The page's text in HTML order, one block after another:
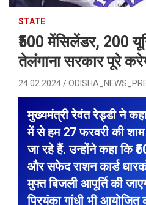
STATE
₹500 मेंसिलेंडर, 200
तेलंगाना सरकार पूरे
24.02.2024
मुख्यमंत्री रेवंत रेड्डी ने
में से हम 27 फरवरी की शाम
जा रहे हैं. उन्होंने कहा कि
और सफेद राशन कार्ड
मुफ्त बिजली आपूर्ति की
प्रियंका गांधी भी आयोजित